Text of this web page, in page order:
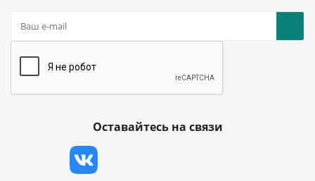
Оставайтесь на связи